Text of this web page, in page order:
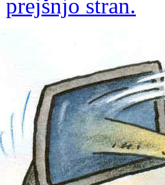
prejšnjo stran.